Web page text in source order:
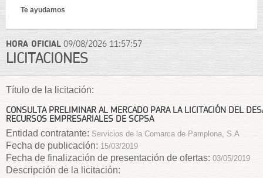
Te ayudamos
HORA OFICIAL 09/08/2026 11:57:57
LICITACIONES
Título de la licitación:
CONSULTA PRELIMINAR AL MERCADO PARA LA LICITACIÓN DEL
RECURSOS EMPRESARIALES DE SCPSA
Entidad contratante: Servicios de la Comarca de Pamplona, S.A
Fecha de publicación: 15/03/2019
Fecha de finalización de presentación de ofertas: 03/05/2019
Descripción de la licitación: